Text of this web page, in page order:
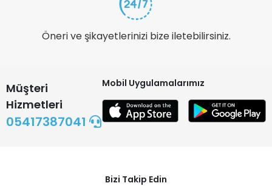
Öneri ve şikayetlerinizi bize iletebilirsiniz.
Müşteri
Hizmetleri
05417387041
Mobil Uygulamalarımız
Bizi Takip Edin